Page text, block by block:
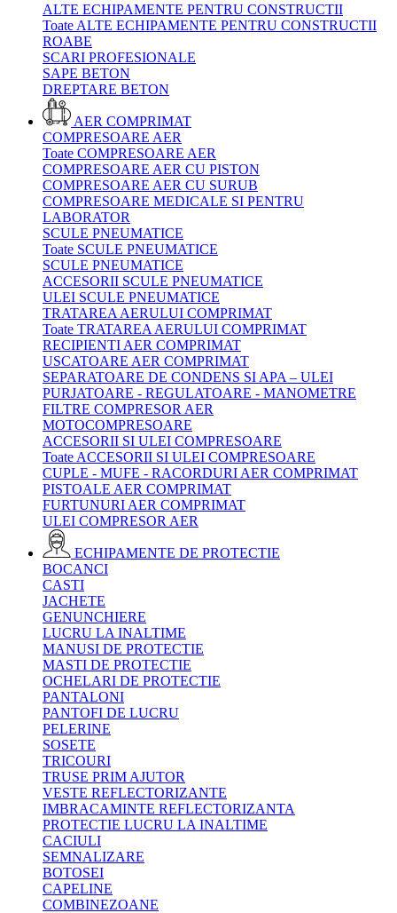
ALTE ECHIPAMENTE PENTRU CONSTRUCTII
Toate ALTE ECHIPAMENTE PENTRU CONSTRUCTII
ROABE
SCARI PROFESIONALE
SAPE BETON
DREPTARE BETON
AER COMPRIMAT
COMPRESOARE AER
Toate COMPRESOARE AER
COMPRESOARE AER CU PISTON
COMPRESOARE AER CU SURUB
COMPRESOARE MEDICALE SI PENTRU
LABORATOR
SCULE PNEUMATICE
Toate SCULE PNEUMATICE
SCULE PNEUMATICE
ACCESORII SCULE PNEUMATICE
ULEI SCULE PNEUMATICE
TRATAREA AERULUI COMPRIMAT
Toate TRATAREA AERULUI COMPRIMAT
RECIPIENTI AER COMPRIMAT
USCATOARE AER COMPRIMAT
SEPARATOARE DE CONDENS SI APA – ULEI
PURJATOARE - REGULATOARE - MANOMETRE
FILTRE COMPRESOR AER
MOTOCOMPRESOARE
ACCESORII SI ULEI COMPRESOARE
Toate ACCESORII SI ULEI COMPRESOARE
CUPLE - MUFE - RACORDURI AER COMPRIMAT
PISTOALE AER COMPRIMAT
FURTUNURI AER COMPRIMAT
ULEI COMPRESOR AER
ECHIPAMENTE DE PROTECTIE
BOCANCI
CASTI
JACHETE
GENUNCHIERE
LUCRU LA INALTIME
MANUSI DE PROTECTIE
MASTI DE PROTECTIE
OCHELARI DE PROTECTIE
PANTALONI
PANTOFI DE LUCRU
PELERINE
SOSETE
TRICOURI
TRUSE PRIM AJUTOR
VESTE REFLECTORIZANTE
IMBRACAMINTE REFLECTORIZANTA
PROTECTIE LUCRU LA INALTIME
CACIULI
SEMNALIZARE
BOTOSEI
CAPELINE
COMBINEZOANE